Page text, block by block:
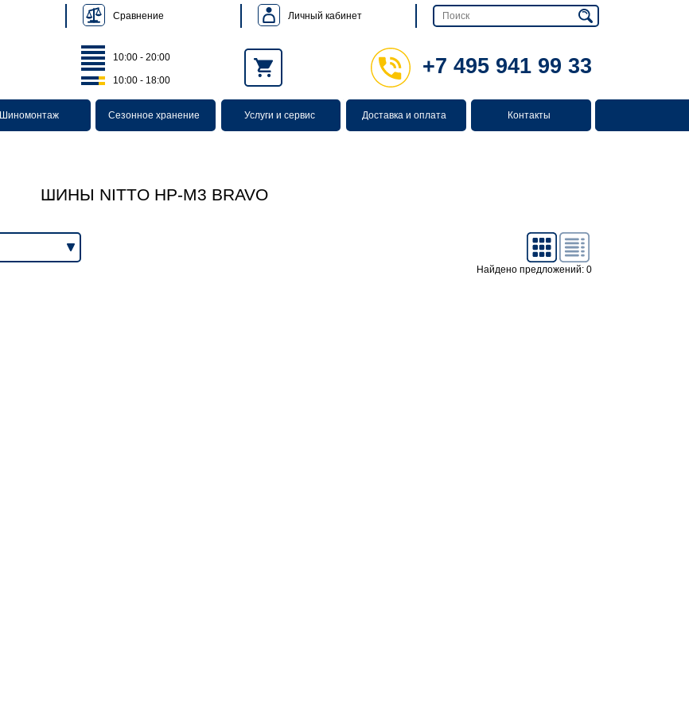
Сравнение Личный кабинет
10:00 - 20:00
10:00 - 18:00
+7 495 941 99 33
Шиномонтаж Сезонное хранение Услуги и сервис Доставка и оплата Контакты
ШИНЫ NITTO HP-M3 BRAVO
Найдено предложений: 0